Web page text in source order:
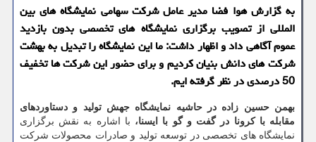
به گزارش هوا فضا مدیر عامل شركت سهامی نمایشگاه های بین
المللی از تصویب برگزاری نمایشگاه های تخصصی بدون بازدید
عموم آگاهی داد و اظهار داشت: ما این نمایشگاه را تبدیل به بهشت
شركت های دانش بنیان كردیم و برای حضور این شركت ها تخفیف
50 درصدی در نظر گرفته ایم.
بهمن حسین زاده در حاشیه نمایشگاه جهش تولید و دستاوردهای
مقابله با کرونا در گفت و گو با ایسنا، با اشاره به نقش برگزاری
نمایشگاه های تخصصی در توسعه تولید و صادرات محصولات شرکت